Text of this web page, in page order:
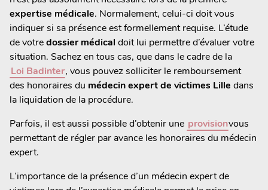
expertise médicale. Normalement, celui-ci doit vous
indiquer si sa présence est formellement requise. L’étude
de votredossier médical doit lui permettre d’évaluer votre
situation. Sachez en tous cas, que dans le cadre de la
Loi Badinter, vous pouvez solliciter le remboursement
des honoraires du médecin expert de victimes Lille dans
la liquidation de la procédure.
Parfois, il est aussi possible d’obtenir une provisionvous
permettant de régler par avance les honoraires du médecin
expert.
L’importance de la présence d’un médecin expert de